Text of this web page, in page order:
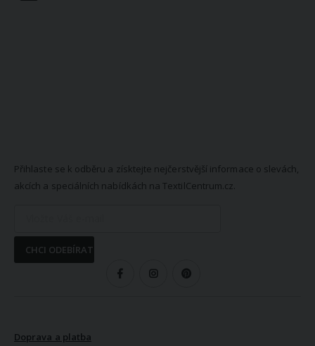
Přihlaste se k odběru a získtejte nejčerstvější informace o slevách,
akcích a speciálních nabídkách na TextilCentrum.cz.
CHCI ODEBÍRAT
Doprava a platba